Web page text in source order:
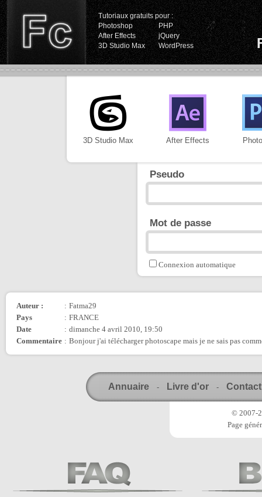
Tutoriaux gratuits pour :
Photoshop
PHP
After Effects
jQuery
3D Studio Max
WordPress
3D Studio Max After Effects
Pseudo
Mot de passe
Connexion automatique
Auteur : : Fatma29
Pays
: FRANCE
Date
: dimanche 4 avril 2010, 19:50
Commentaire : Bonjour j'ai télécharger photoscape mais je ne sais pas
Annuaire - Livre d'or - Contact
© 2007-
Page